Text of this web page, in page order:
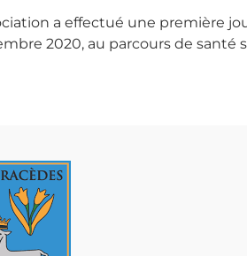
a effectué une première
2020, au parcours de santé